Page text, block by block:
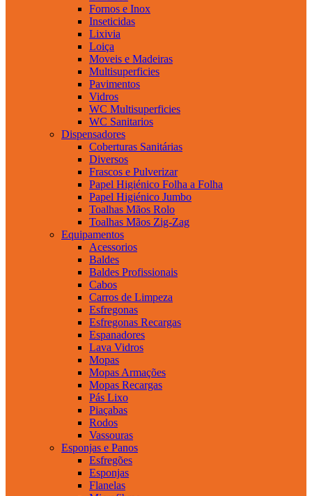
Fornos e Inox
Inseticidas
Lixivia
Loiça
Moveis e Madeiras
Multisuperficies
Pavimentos
Vidros
WC Multisuperficies
WC Sanitarios
Dispensadores
Coberturas Sanitárias
Diversos
Frascos e Pulverizar
Papel Higiénico Folha a Folha
Papel Higiénico Jumbo
Toalhas Mãos Rolo
Toalhas Mãos Zig-Zag
Equipamentos
Acessorios
Baldes
Baldes Profissionais
Cabos
Carros de Limpeza
Esfregonas
Esfregonas Recargas
Espanadores
Lava Vidros
Mopas
Mopas Armações
Mopas Recargas
Pás Lixo
Piaçabas
Rodos
Vassouras
Esponjas e Panos
Esfregões
Esponjas
Flanelas